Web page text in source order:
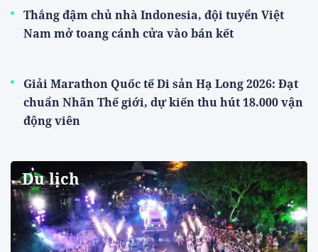
Thắng đậm chủ nhà Indonesia, đội tuyển Việt
Nam mở toang cánh cửa vào bán kết
Giải Marathon Quốc tế Di sản Hạ Long 2026: Đạt
chuẩn Nhãn Thế giới, dự kiến thu hút 18.000 vận
động viên
Du lịch